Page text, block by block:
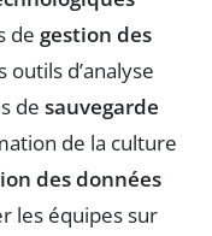
de gestion des
d’analyse
de sauvegarde
de la culture
des données
les équipes sur